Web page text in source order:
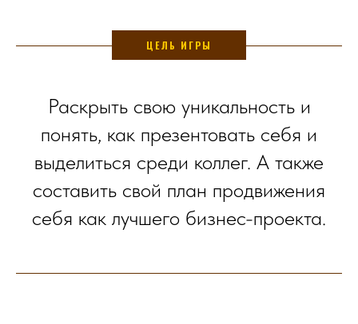
ЦЕЛЬ ИГРЫ
Раскрыть свою уникальность и
понять, как презентовать себя и
выделиться среди коллег. А также
составить свой план продвижения
себя как лучшего бизнес-проекта.